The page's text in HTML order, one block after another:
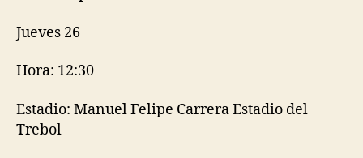
Jueves 26
Hora: 12:30
Estadio: Manuel Felipe Carrera Estadio del
Trebol